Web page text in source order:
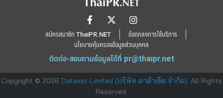
สมัครสมาชิก ThaiPR.NET
ข้อตกลงการใช้บริการ
นโยบายคุ้มครองข้อมูลส่วนบุคคล
ติดต่อ-สอบถามข้อมูลได้ที่ pr@thaipr.net
Copyright © 2026 Dataxet Limited (บริษัท ดาต้าเซ็ต จำกัด). All Rights
Reserved.